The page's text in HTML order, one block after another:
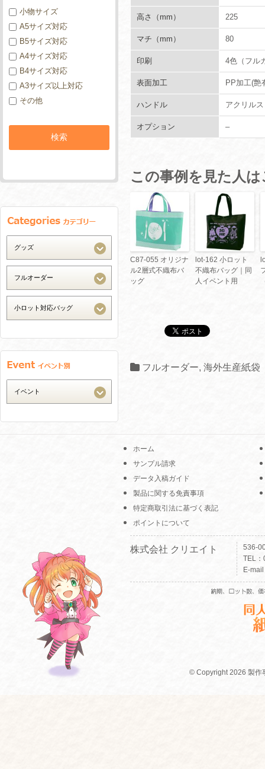
高さ（mm） 225
マチ（mm） 80
印刷 4色（フル
表面加工 PP加工(艶
ハンドル アクリル
オプション –
この事例を見た人
C87-055 オリジナ
ル2層式不織布バ
ッグ
lot-162 小ロット
不織布バッグ｜同
人イベント用
フルオーダー, 海外生産紙袋
小物サイズ
A5サイズ対応
B5サイズ対応
A4サイズ対応
B4サイズ対応
A3サイズ以上対応
その他
ホーム
サンプル請求
データ入稿ガイド
製品に関する免責事項
特定商取引法に基づく表記
ポイントについて
株式会社 クリエイト
536-
TEL
E-
© Copyright 2026 製作